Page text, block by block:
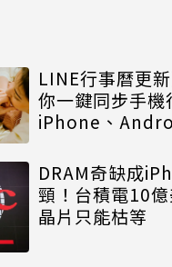
LINE行事曆更
你一鍵同步手機
iPhone、
DRAM奇缺成
頸！台積電10
晶片只能枯等